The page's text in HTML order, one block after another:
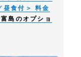
れた運送機関の運賃、
なります。
食付＞ 料金
島のオプショ